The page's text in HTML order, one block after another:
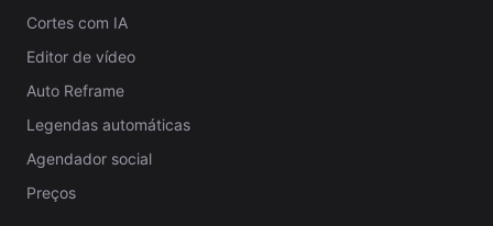
Cortes com IA
Editor de vídeo
Auto Reframe
Legendas automáticas
Agendador social
Preços